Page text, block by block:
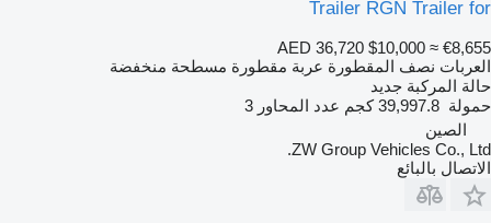
Trailer RGN Trailer for
AED 36,720 $10,000 ≈ €8,655
العربات نصف المقطورة عربة مقطورة مسطحة منخفضة
حالة المركبة جديد
حمولة 39,997.8 كجم عدد المحاور 3
الصين
ZW Group Vehicles Co., Ltd.
الاتصال بالبائع